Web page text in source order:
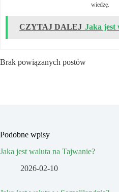
wiedzę.
CZYTAJ DALEJ Jaka jest
Brak powiązanych postów
Podobne wpisy
Jaka jest waluta na Tajwanie?
2026-02-10